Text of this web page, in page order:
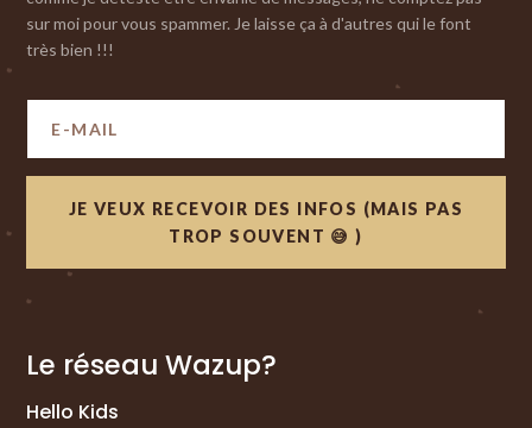
sur moi pour vous spammer. Je laisse ça à d'autres qui le font
très bien !!!
JE VEUX RECEVOIR DES INFOS (MAIS PAS
TROP SOUVENT 😅 )
Le réseau Wazup?
Hello Kids